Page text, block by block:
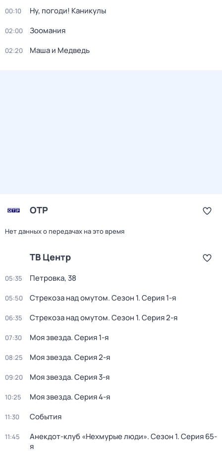
00:10 Ну, погоди! Каникулы
02:00 Зоомания
02:20 Маша и Медведь
ОТР
Нет данных о передачах на это время
ТВ Центр
05:35 Петровка, 38
05:50 Стрекоза над омутом. Сезон 1. Серия 1-я
06:35 Стрекоза над омутом. Сезон 1. Серия 2-я
07:30 Моя звезда. Серия 1-я
08:25 Моя звезда. Серия 2-я
09:20 Моя звезда. Серия 3-я
10:25 Моя звезда. Серия 4-я
11:30 События
11:45 Анекдот-клуб «Нехмурые люди». Сезон 1. Серия 65-
я